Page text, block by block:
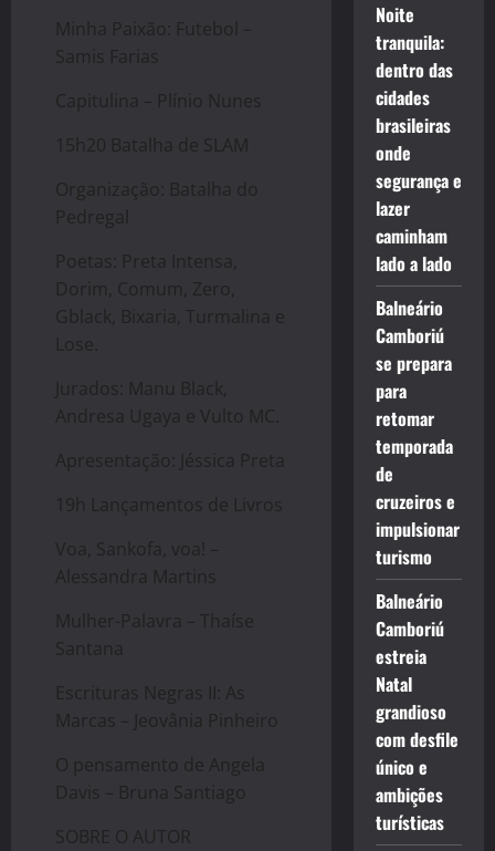
Minha Paixão: Futebol –
Samis Farias
Capitulina – Plínio Nunes
15h20 Batalha de SLAM
Organização: Batalha do
Pedregal
Poetas: Preta Intensa,
Dorim, Comum, Zero,
Gblack, Bixaria, Turmalina e
Lose.
Jurados: Manu Black,
Andresa Ugaya e Vulto MC.
Apresentação: Jéssica Preta
19h Lançamentos de Livros
Voa, Sankofa, voa! –
Alessandra Martins
Mulher-Palavra – Thaíse
Santana
Escrituras Negras II: As
Marcas – Jeovânia Pinheiro
O pensamento de Angela
Davis – Bruna Santiago
SOBRE O AUTOR
Noite
tranquila:
dentro das
cidades
brasileiras
onde
segurança e
lazer
caminham
lado a lado
Balneário
Camboriú
se prepara
para
retomar
temporada
de
cruzeiros e
impulsionar
turismo
Balneário
Camboriú
estreia
Natal
grandioso
com desfile
único e
ambições
turísticas